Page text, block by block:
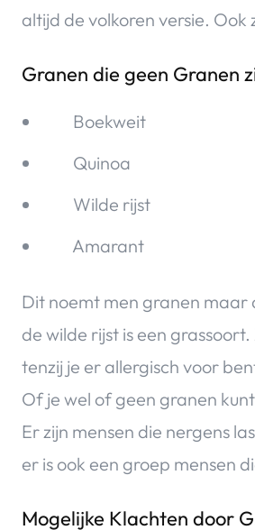
altijd de volkoren versie.
Granen die geen Granen
Boekweit
Quinoa
Wilde rijst
Amarant
Dit noemt men granen maar
de wilde rijst is een
tenzij je er allergisch voor
Of je wel of geen granen
Er zijn mensen die nergens
er is ook een groep mensen
Mogelijke Klachten door